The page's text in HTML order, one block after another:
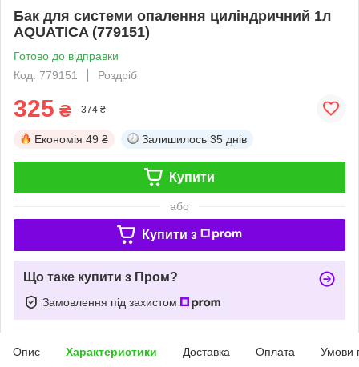
Бак для системи опалення циліндричний 1л
AQUATICA (779151)
Готово до відправки
Код: 779151
Роздріб
325 ₴ 374 ₴
Економія 49 ₴ Залишилось 35 днів
Купити
або
Купити з
Що таке купити з Пром?
Замовлення під захистом
Опис Характеристики Доставка Оплата Умови